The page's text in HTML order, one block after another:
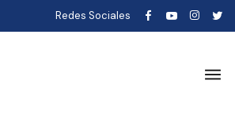
Redes Sociales